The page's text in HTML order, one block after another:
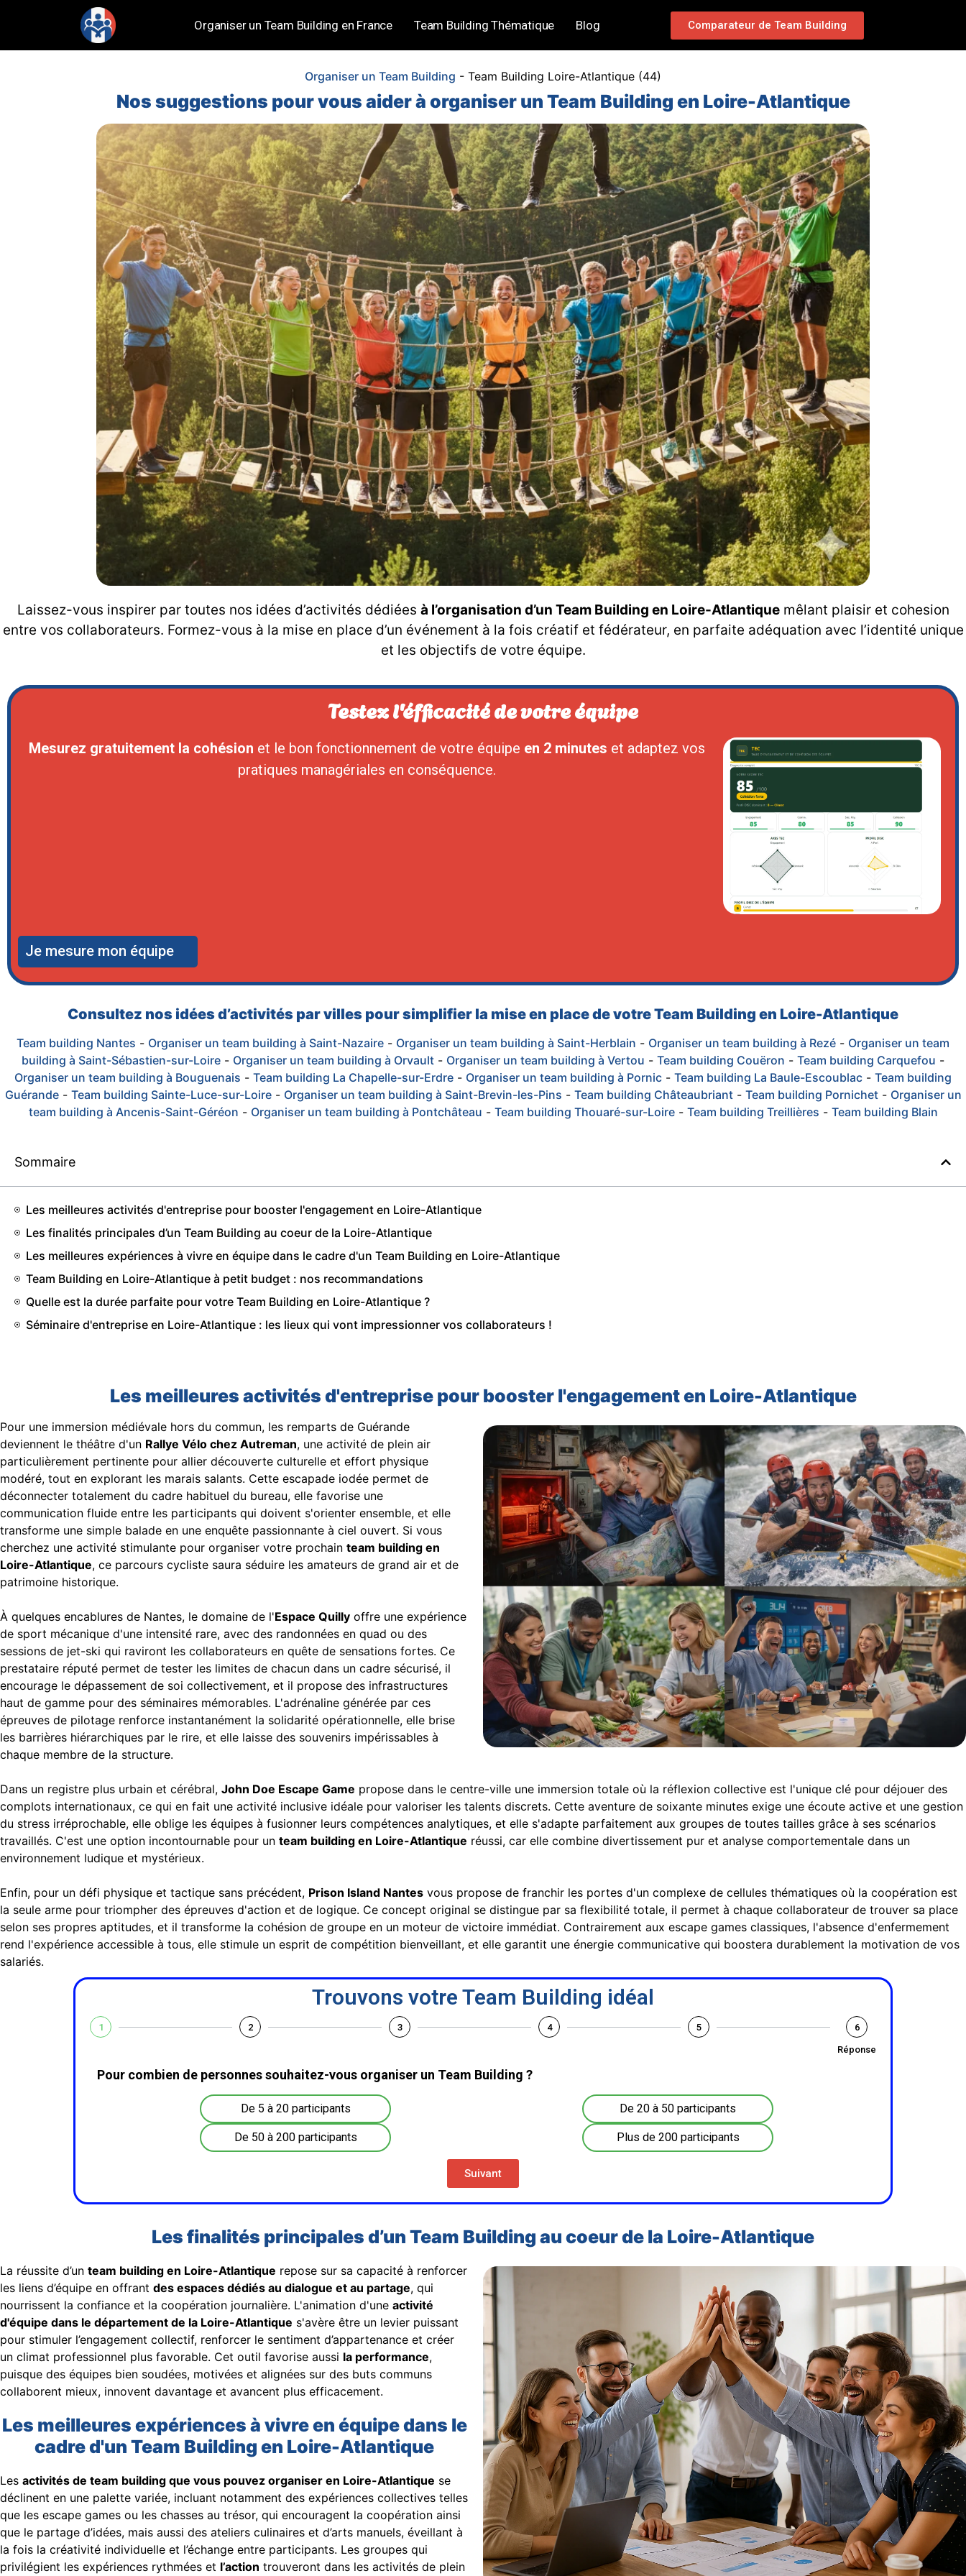
Organiser un Team Building en France Team Building Thématique Blog Comparateur de Team Building
Organiser un Team Building - Team Building Loire-Atlantique (44)
Nos suggestions pour vous aider à organiser un Team Building en Loire-Atlantique
Laissez-vous inspirer par toutes nos idées d’activités dédiées à l’organisation d’un Team Building en Loire-Atlantiquemêlant plaisir et cohesion
entre vos collaborateurs. Formez-vous à la mise en place d’un événement à la fois créatif et fédérateur, en parfaite adéquation avec l’identité unique
et les objectifs de votre équipe.
Testez l'éfficacité de votre équipe
Mesurez gratuitement la cohésion et le bon fonctionnement de votre équipe en 2 minutes et adaptez vos
pratiques managériales en conséquence.
Je mesure mon équipe
Consultez nos idées d’activités par villes pour simplifier la mise en place de votre Team Building en Loire-Atlantique
Team building Nantes - Organiser un team building à Saint-Nazaire - Organiser un team building à Saint-Herblain - Organiser un team building à Rezé - Organiser un team
building à Saint-Sébastien-sur-Loire - Organiser un team building à Orvault - Organiser un team building à Vertou - Team building Couëron - Team building Carquefou -
Organiser un team building à Bouguenais - Team building La Chapelle-sur-Erdre - Organiser un team building à Pornic - Team building La Baule-Escoublac - Team building
Guérande- Team building Sainte-Luce-sur-Loire- Organiser un team building à Saint-Brevin-les-Pins - Team building Châteaubriant- Team building Pornichet- Organiser un
team building à Ancenis-Saint-Géréon - Organiser un team building à Pontchâteau - Team building Thouaré-sur-Loire- Team building Treillières - Team building Blain
Sommaire
Les meilleures activités d'entreprise pour booster l'engagement en Loire-Atlantique
Les finalités principales d’un Team Building au coeur de la Loire-Atlantique
Les meilleures expériences à vivre en équipe dans le cadre d'un Team Building en Loire-Atlantique
Team Building en Loire-Atlantique à petit budget : nos recommandations
Quelle est la durée parfaite pour votre Team Building en Loire-Atlantique ?
Séminaire d'entreprise en Loire-Atlantique : les lieux qui vont impressionner vos collaborateurs !
Les meilleures activités d'entreprise pour booster l'engagement en Loire-Atlantique
Pour une immersion médiévale hors du commun, les remparts de Guérande
deviennent le théâtre d'un Rallye Vélo chez Autreman, une activité de plein air
particulièrement pertinente pour allier découverte culturelle et effort physique
modéré, tout en explorant les marais salants. Cette escapade iodée permet de
déconnecter totalement du cadre habituel du bureau, elle favorise une
communication fluide entre les participants qui doivent s'orienter ensemble, et elle
transforme une simple balade en une enquête passionnante à ciel ouvert. Si vous
cherchez une activité stimulante pour organiser votre prochain team building en
Loire-Atlantique, ce parcours cycliste saura séduire les amateurs de grand air et de
patrimoine historique.
À quelques encablures de Nantes, le domaine de l'Espace Quilly offre une expérience
de sport mécanique d'une intensité rare, avec des randonnées en quad ou des
sessions de jet-ski qui raviront les collaborateurs en quête de sensations fortes. Ce
prestataire réputé permet de tester les limites de chacun dans un cadre sécurisé, il
encourage le dépassement de soi collectivement, et il propose des infrastructures
haut de gamme pour des séminaires mémorables. L'adrénaline générée par ces
épreuves de pilotage renforce instantanément la solidarité opérationnelle, elle brise
les barrières hiérarchiques par le rire, et elle laisse des souvenirs impérissables à
chaque membre de la structure.
Dans un registre plus urbain et cérébral, John Doe Escape Game propose dans le centre-ville une immersion totale où la réflexion collective est l'unique clé pour déjouer des
complots internationaux, ce qui en fait une activité inclusive idéale pour valoriser les talents discrets. Cette aventure de soixante minutes exige une écoute active et une gestion
du stress irréprochable, elle oblige les équipes à fusionner leurs compétences analytiques, et elle s'adapte parfaitement aux groupes de toutes tailles grâce à ses scénarios
travaillés. C'est une option incontournable pour un team building en Loire-Atlantique réussi, car elle combine divertissement pur et analyse comportementale dans un
environnement ludique et mystérieux.
Enfin, pour un défi physique et tactique sans précédent, Prison Island Nantes vous propose de franchir les portes d'un complexe de cellules thématiques où la coopération est
la seule arme pour triompher des épreuves d'action et de logique. Ce concept original se distingue par sa flexibilité totale, il permet à chaque collaborateur de trouver sa place
selon ses propres aptitudes, et il transforme la cohésion de groupe en un moteur de victoire immédiat. Contrairement aux escape games classiques, l'absence d'enfermement
rend l'expérience accessible à tous, elle stimule un esprit de compétition bienveillant, et elle garantit une énergie communicative qui boostera durablement la motivation de vos
salariés.
Trouvons votre Team Building idéal
1 2 3 4 5 6
Réponse
Pour combien de personnes souhaitez-vous organiser un Team Building ?
De 5 à 20 participants De 20 à 50 participants
De 50 à 200 participants Plus de 200 participants
Suivant
Les finalités principales d’un Team Building au coeur de la Loire-Atlantique
La réussite d’un team building en Loire-Atlantique repose sur sa capacité à renforcer
les liens d’équipe en offrant des espaces dédiés au dialogue et au partage, qui
nourrissent la confiance et la coopération journalière. L'animation d'une activité
d'équipe dans le département de la Loire-Atlantique s'avère être un levier puissant
pour stimuler l’engagement collectif, renforcer le sentiment d’appartenance et créer
un climat professionnel plus favorable. Cet outil favorise aussi la performance,
puisque des équipes bien soudées, motivées et alignées sur des buts communs
collaborent mieux, innovent davantage et avancent plus efficacement.
Les meilleures expériences à vivre en équipe dans le
cadre d'un Team Building en Loire-Atlantique
Les activités de team building que vous pouvez organiser en Loire-Atlantique se
déclinent en une palette variée, incluant notamment des expériences collectives telles
que les escape games ou les chasses au trésor, qui encouragent la coopération ainsi
que le partage d’idées, mais aussi des ateliers culinaires et d’arts manuels, éveillant à
la fois la créativité individuelle et l’échange entre participants. Les groupes qui
privilégient les expériences rythmées et l’action trouveront dans les activités de plein